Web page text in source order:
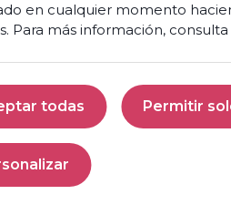
en cualquier momento
Para más información,
todas
Aceptar todas
Permitir
Personalizar
Ready
to
turn